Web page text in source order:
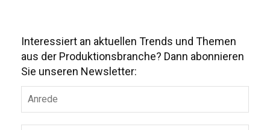
Interessiert an aktuellen Trends und Themen
aus der Produktionsbranche? Dann abonnieren
Sie unseren Newsletter: